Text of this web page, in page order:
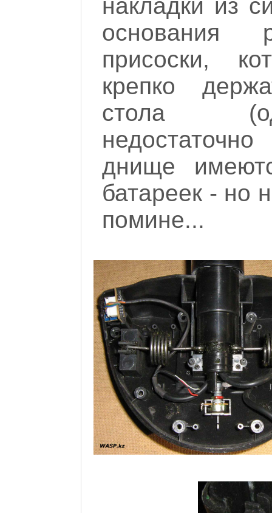
накладки из
основания
присоски,
крепко
стола
днище
батареек - но
помине...